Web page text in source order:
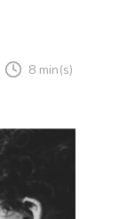
8 min(s)